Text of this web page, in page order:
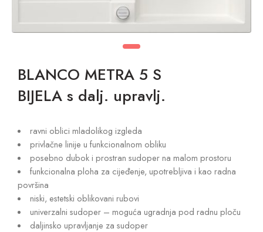
BLANCO METRA 5 S
BIJELA s dalj. upravlj.
ravni oblici mladolikog izgleda
privlačne linije u funkcionalnom obliku
posebno dubok i prostran sudoper na malom prostoru
funkcionalna ploha za cijeđenje, upotrebljiva i kao radna
površina
niski, estetski oblikovani rubovi
univerzalni sudoper – moguća ugradnja pod radnu ploču
daljinsko upravljanje za sudoper